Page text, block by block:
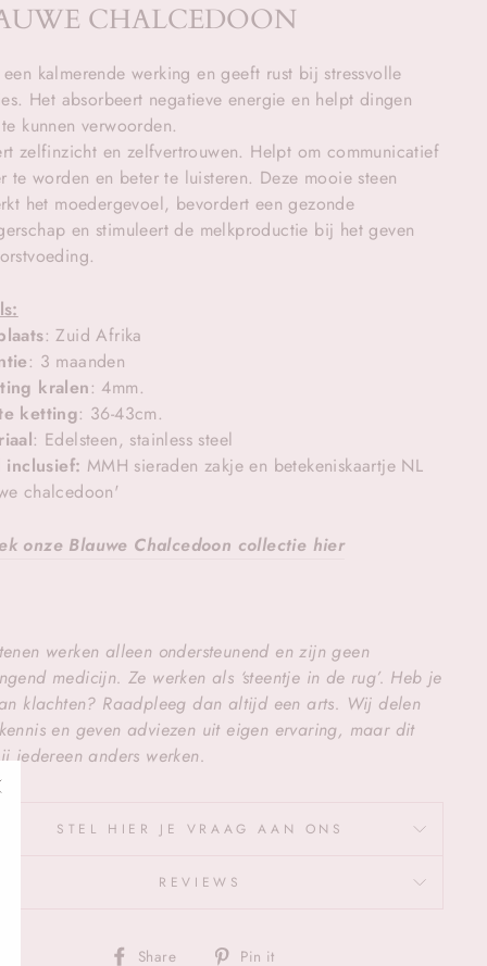
CHALCEDOON
kalmerende werking en geeft rust bij stressvolle
Het absorbeert negatieve energie en helpt dingen
kunnen verwoorden.
zelfinzicht en zelfvertrouwen. Helpt om communicatief
te worden en beter te luisteren. Deze mooie steen
het moedergevoel, bevordert een gezonde
en stimuleert de melkproductie bij het geven
: Zuid Afrika
: 3 maanden
kralen: 4mm.
ketting: 36-43cm.
: Edelsteen, stainless steel
MMH sieraden zakje en betekeniskaartje NL
chalcedoon'
onze Blauwe Chalcedoon collectie hier
werken alleen ondersteunend en zijn geen
medicijn. Ze werken als ‘steentje in de rug’. Heb je
klachten? Raadpleeg dan altijd een arts. Wij delen
en geven adviezen uit eigen ervaring, maar dit
iedereen anders werken.
STEL HIER JE VRAAG AAN ONS
REVIEWS
Share
Deel
Pin it